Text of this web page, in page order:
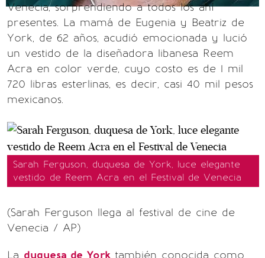
Venecia, sorprendiendo a todos los ahí
presentes. La mamá de Eugenia y Beatriz de
York, de 62 años, acudió emocionada y lució
un vestido de la diseñadora libanesa Reem
Acra en color verde, cuyo costo es de 1 mil
720 libras esterlinas, es decir, casi 40 mil pesos
mexicanos.
Sarah Ferguson, duquesa de York, luce elegante
vestido de Reem Acra en el Festival de Venecia
(Sarah Ferguson llega al festival de cine de
Venecia / AP)
La duquesa de York también conocida como